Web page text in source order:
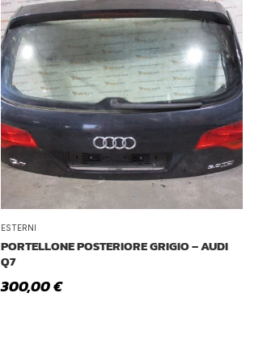
ESTERNI
PORTELLONE POSTERIORE GRIGIO – AUDI
Q7
300,00€